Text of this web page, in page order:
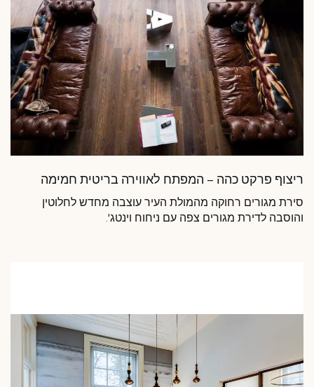
ריצוף פרקט כהה – המפתח לאווירה בריטית חמימה
סירת מגורים רחוקה מהמולת העיר עוצבה מחדש לחלוטין
והוסבה לדירת מגורים צפה עם ניחוח וינטג'.